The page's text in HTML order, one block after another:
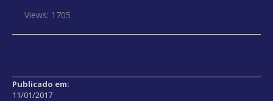
Views: 1705
Publicado em:
11/01/2017